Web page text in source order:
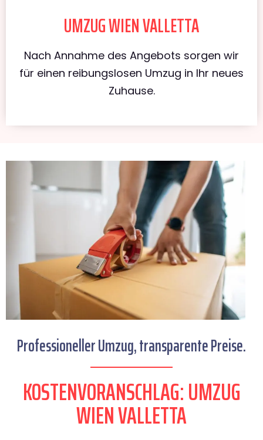
UMZUG WIEN VALLETTA
Nach Annahme des Angebots sorgen wir
für einen reibungslosen Umzug in Ihr neues
Zuhause.
Professioneller Umzug, transparente Preise.
KOSTENVORANSCHLAG: UMZUG
WIEN VALLETTA